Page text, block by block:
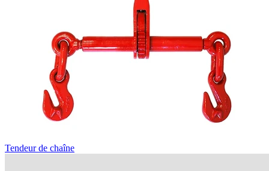
Tendeur de chaîne